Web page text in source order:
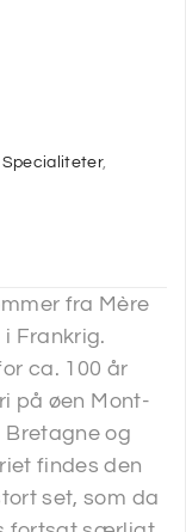
Specialiteter,
fra Mère
Frankrig.
ca. 100 år
på øen Mont-
og
findes den
set, som da